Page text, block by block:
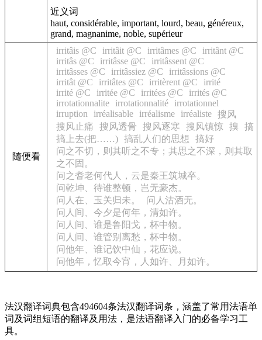
近义词
haut, considérable, important, lourd, beau, généreux,
grand, magnanime, noble, supérieur
随便看
irritâis @C irritâit @C irritâmes @C
irritânt @C
irritâs @C
irritâsse @C
irritâssent @C
irritâsses @C
irritâssiez @C
irritâssions @C
irritât @C
irritâtes @C irritèrent @C
irrité
irrité @C
irritée @C irritées @C
irrités @C
irrotationnalite
irrotationnalité
irrotationnel
irruption
irréalisable irréalisme irréaliste 搜风
搜风止痛
搜风透骨 搜风逐寒 搜风镇惊 搝
搞
搞上去(把……) 搞乱人们的思想
搞好
问之不切，则其听之不专；其思之不深，则其取
之不固。
问之耆老何代人，云是秦王筑城卒。
问乾坤、待谁整顿，岂无豪杰。
问人在、玉关归未。
问人沽酒无。
问人间、今夕是何年，清如许。
问人间、谁是鲁阳戈，杯中物。
问人间、谁管别离愁，杯中物。
问他年、谁记饮中仙，花应说。
问他年，忆取今宵，人如许、月如许。
法汉翻译词典包含494604条法汉翻译词条，涵盖了常用法语单
词及词组短语的翻译及用法，是法语翻译入门的必备学习工
具。